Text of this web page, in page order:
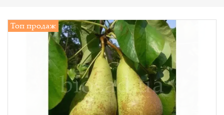
Топ продаж